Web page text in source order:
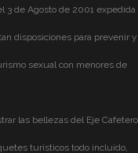
3 de Agosto de 2001 expedida
disposiciones para prevenir y
sexual con menores de
las bellezas del Eje Cafetero
turísticos todo incluido,